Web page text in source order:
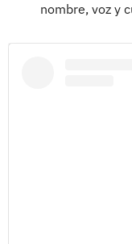
nombre, voz y